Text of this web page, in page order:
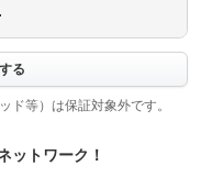
証にお申込みの場合は、保
両本体販売価格（税抜）の
は当店捨スタッフまで。
る
等）は保証対象外です。
ットワーク！